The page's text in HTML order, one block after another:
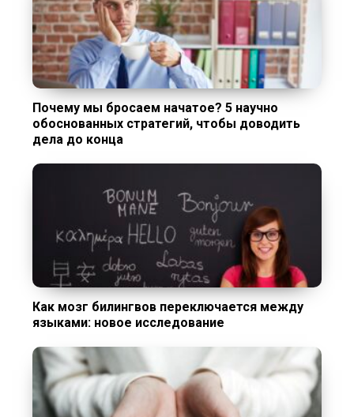
Почему мы бросаем начатое? 5 научно
обоснованных стратегий, чтобы доводить
дела до конца
Как мозг билингвов переключается между
языками: новое исследование